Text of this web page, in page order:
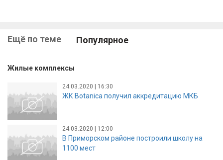
Ещё по теме Популярное
Жилые комплексы
24.03.2020 | 16:30
ЖК Botanica получил аккредитацию МКБ
24.03.2020 | 12:00
В Приморском районе построили школу на
1100 мест